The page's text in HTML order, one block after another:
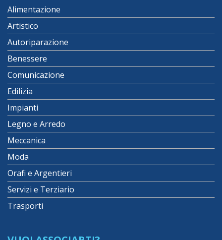
Alimentazione
Artistico
Autoriparazione
Benessere
Comunicazione
Edilizia
Impianti
Legno e Arredo
Meccanica
Moda
Orafi e Argentieri
Servizi e Terziario
Trasporti